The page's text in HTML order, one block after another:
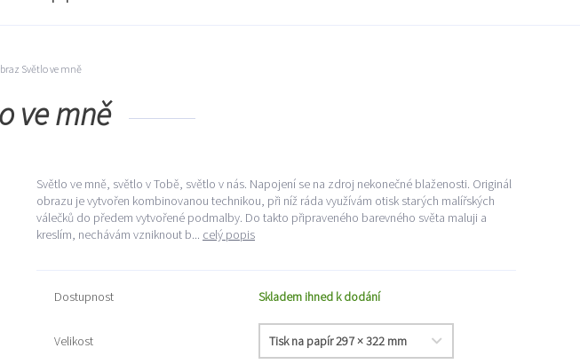
Světlo ve mně
ve mně
Světlo ve mně, světlo v Tobě, světlo v nás. Napojení se na zdroj nekonečné blaženosti. Originál
obrazu je vytvořen kombinovanou technikou, při níž ráda využívám otisk starých malířských
válečků do předem vytvořené podmalby. Do takto připraveného barevného světa maluji a
kreslím, nechávám vzniknout b... celý popis
Dostupnost Skladem ihned k dodání
Velikost